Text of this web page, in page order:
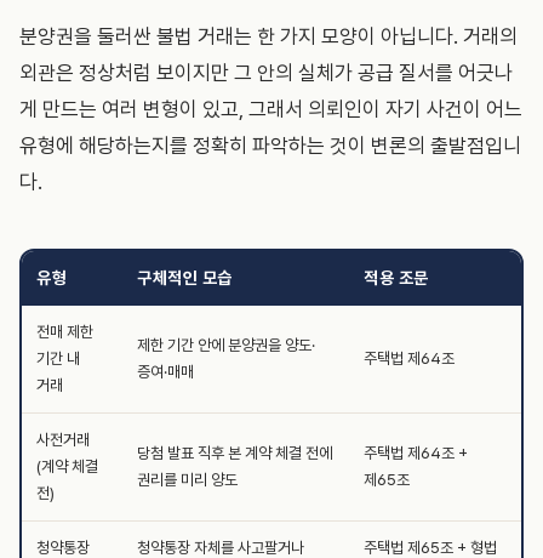
분양권을 둘러싼 불법 거래는 한 가지 모양이 아닙니다. 거래의
외관은 정상처럼 보이지만 그 안의 실체가 공급 질서를 어긋나
게 만드는 여러 변형이 있고, 그래서 의뢰인이 자기 사건이 어느
유형에 해당하는지를 정확히 파악하는 것이 변론의 출발점입니
다.
유형 구체적인 모습 적용 조문
전매 제한
기간 내
거래
제한 기간 안에 분양권을 양도·
증여·매매
주택법 제64조
사전거래
(계약 체결
전)
당첨 발표 직후 본 계약 체결 전에
권리를 미리 양도
주택법 제64조 +
제65조
청약통장
청약통장 자체를 사고팔거나
주택법 제65조 + 형법